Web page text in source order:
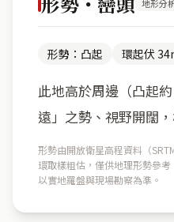
地形分
形勢：凸起 環起伏
此地高於周邊（凸起
遠」之勢、視野開闊
形勢由開放衛星高程資料（
環取樣粗估，僅供地理形勢參
以實地羅盤與現場勘察為準。